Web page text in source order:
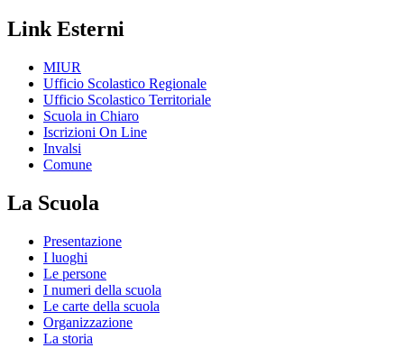
Link Esterni
MIUR
Ufficio Scolastico Regionale
Ufficio Scolastico Territoriale
Scuola in Chiaro
Iscrizioni On Line
Invalsi
Comune
La Scuola
Presentazione
I luoghi
Le persone
I numeri della scuola
Le carte della scuola
Organizzazione
La storia